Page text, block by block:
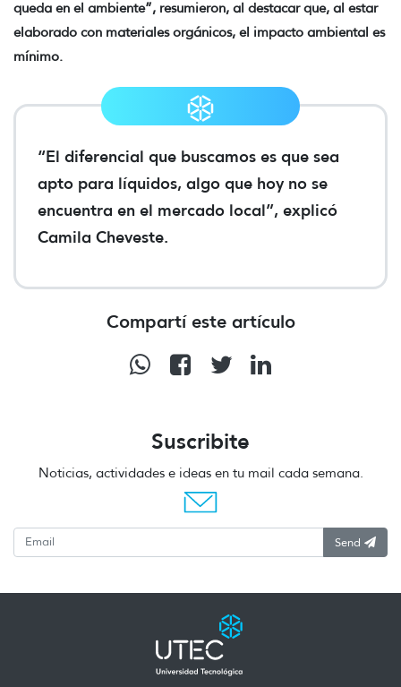
queda en el ambiente”, resumieron, al destacar que, al estar
elaborado con materiales orgánicos, el impacto ambiental es
mínimo.
“El diferencial que buscamos es que sea
apto para líquidos, algo que hoy no se
encuentra en el mercado local”, explicó
Camila Cheveste.
Compartí este artículo
Suscribite
Noticias, actividades e ideas en tu mail cada semana.
Send